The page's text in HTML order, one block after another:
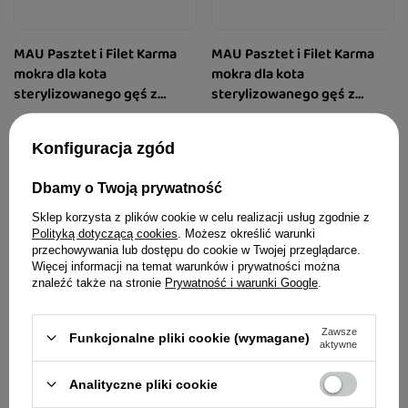
MAU Pasztet i Filet Karma
mokra dla kota
sterylizowanego gęś z
królikiem i malinami zestaw
32,94 zł
29,68 zł / kg
MAU Pasztet i Filet Karma
mokra dla kota
sterylizowanego gęś z
królikiem i malinami zestaw
Konfiguracja zgód
Dbamy o Twoją prywatność
Sklep korzysta z plików cookie w celu realizacji usług zgodnie z
Polityką dotyczącą cookies . Możesz określić warunki
przechowywania lub dostępu do cookie w Twojej przeglądarce.
Więcej informacji na temat warunków i prywatności można
znaleźć także na stronie Prywatność i warunki Google
Funkcjonalne pliki cookie (wymagane)
Zawsze
aktywne
Analityczne pliki cookie